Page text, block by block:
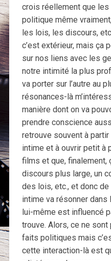
crois réellement que
politique même
les lois, les discours,
c’est extérieur, mais ça
sur nos liens avec les
notre intimité la plus
va porter sur l’autre au
résonances-là
manière dont on va
prendre conscience
retrouve souvent à
intime et à ouvrir petit à
films et que, finalement,
discours plus large, un
des lois, etc., et donc
intime va résonner
lui-même est influencé
trouve. Alors, ce ne
faits politiques mais
cette interaction-là est